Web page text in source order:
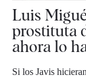
Luis
prostituta
ahora lo
Si los Javis